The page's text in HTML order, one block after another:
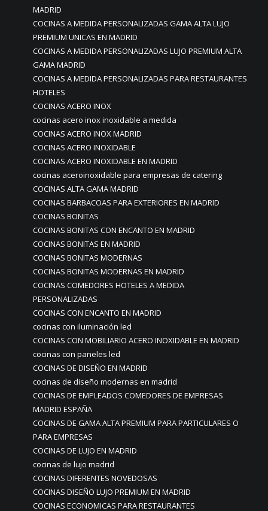
MADRID
COCINAS A MEDIDA PERSONALIZADAS GAMA ALTA LUJO
PREMIUM UNICAS EN MADRID
COCINAS A MEDIDA PERSONALIZADAS LUJO PREMIUM ALTA
GAMA MADRID
COCINAS A MEDIDA PERSONALIZADAS PARA RESTAURANTES
HOTELES
COCINAS ACERO INOX
cocinas acero inox inoxidable a medida
COCINAS ACERO INOX MADRID
COCINAS ACERO INOXIDABLE
COCINAS ACERO INOXIDABLE EN MADRID
cocinas aceroinoxidable para empresas de catering
COCINAS ALTA GAMA MADRID
COCINAS BARBACOAS PARA EXTERIORES EN MADRID
COCINAS BONITAS
COCINAS BONITAS CON ENCANTO EN MADRID
COCINAS BONITAS EN MADRID
COCINAS BONITAS MODERNAS
COCINAS BONITAS MODERNAS EN MADRID
COCINAS COMEDORES HOTELES A MEDIDA
PERSONALIZADAS
COCINAS CON ENCANTO EN MADRID
cocinas con iluminación led
COCINAS CON MOBILIARIO ACERO INOXIDABLE EN MADRID
cocinas con paneles led
COCINAS DE DISEÑO EN MADRID
cocinas de diseño modernas en madrid
COCINAS DE EMPLEADOS COMEDORES DE EMPRESAS
MADRID ESPAÑA
COCINAS DE GAMA ALTA PREMIUM PARA PARTICULARES O
PARA EMPRESAS
COCINAS DE LUJO EN MADRID
cocinas de lujo madrid
COCINAS DIFERENTES NOVEDOSAS
COCINAS DISEÑO LUJO PREMIUM EN MADRID
COCINAS ECONOMICAS PARA RESTAURANTES